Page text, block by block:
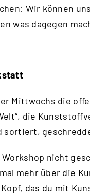
Wir können
was dagegen
Mittwochs die
die
sortiert,
Workshop nicht
mehr über die
das du mit